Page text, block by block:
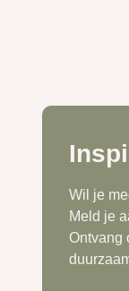
Wil je
Meld je
Ontvang